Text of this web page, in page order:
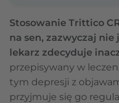
Stosowanie Trittico
na sen, zazwyczaj nie
lekarz zdecyduje
przepisywany w
tym depresji z
przyjmuje się go